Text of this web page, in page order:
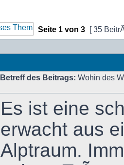
Seite 1 von 3
[ 35
Betreff des Beitrags: Wohin des
Es ist eine
erwacht aus
Alptraum.